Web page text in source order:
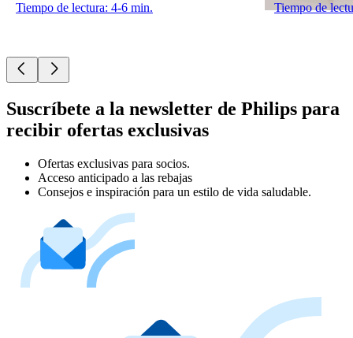
Tiempo de lectura: 4-6 min. Tiempo de
Suscríbete a la newsletter de Philips para
recibir ofertas exclusivas
Ofertas exclusivas para socios.
Acceso anticipado a las rebajas
Consejos e inspiración para un estilo de vida saludable.